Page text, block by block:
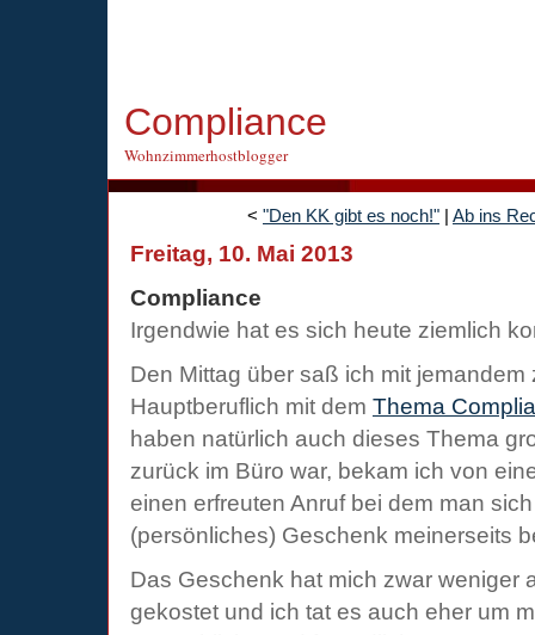
Compliance
Wohnzimmerhostblogger
< "Den KK gibt es noch!" | Ab ins
Freitag, 10. Mai 2013
Compliance
Irgendwie hat es sich heute ziemlich
Den Mittag über saß ich mit
Hauptberuflich mit dem Thema
haben natürlich auch dieses Thema
zurück im Büro war, bekam ich von
einen erfreuten Anruf bei dem man
(persönliches) Geschenk meinerseits
Das Geschenk hat mich zwar weniger
gekostet und ich tat es auch eher um